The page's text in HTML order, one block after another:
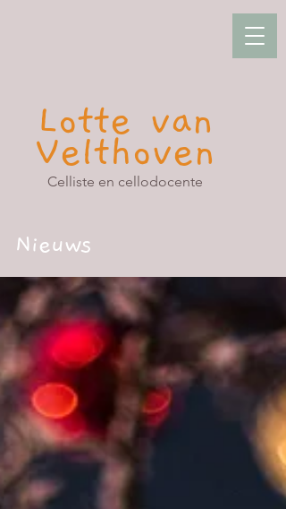
Lotte van
Velthoven
Celliste en cellodocente
Nieuws